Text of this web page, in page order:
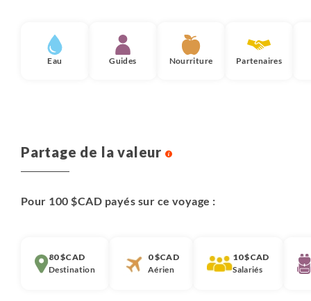
La literie et le linge de toilette sont fournis. Shampoing,
gel douche, et sèche-cheveux sont à disposition dans
(service payant).
coffre-fort du directeur d'hôtellerie).
Eau Guides Nourriture Partenaires
Partage de la valeur
Pour 100 $CAD payés sur ce voyage :
80 $CAD
Destination
0 $CAD
Aérien
10 $CAD
Salariés